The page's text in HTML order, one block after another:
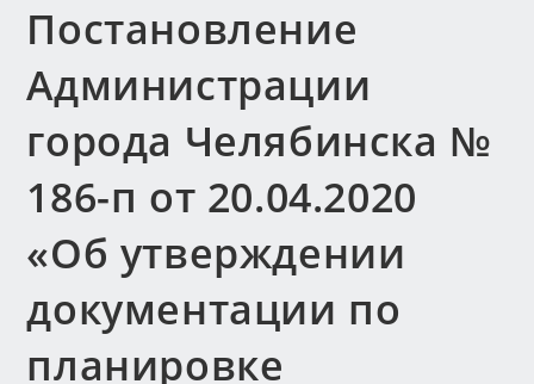
Постановление
Администрации
города Челябинска №
186-п от 20.04.2020
«Об утверждении
документации по
планировке